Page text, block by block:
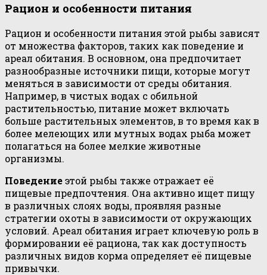
Рацион и особенности питания
Рацион и особенности питания этой рыбы зависят
от множества факторов, таких как поведение и
ареал обитания. В основном, она предпочитает
разнообразные источники пищи, которые могут
меняться в зависимости от среды обитания.
Например, в чистых водах с обильной
растительностью, питание может включать
больше растительных элементов, в то время как в
более мелеющих или мутных водах рыба может
полагаться на более мелкие животные
организмы.
Поведениеэтой рыбы также отражает её
пищевые предпочтения. Она активно ищет пищу
в различных слоях воды, проявляя разные
стратегии охоты в зависимости от окружающих
условий. Ареал обитания играет ключевую роль в
формировании её рациона, так как доступность
различных видов корма определяет её пищевые
привычки.